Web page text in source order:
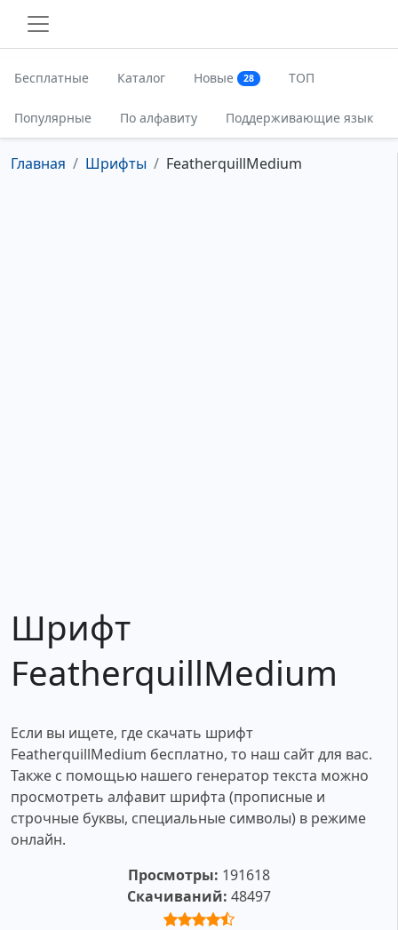
Бесплатные Каталог Новые 28 ТОП
Популярные По алфавиту Поддерживающие язык
Главная Шрифты FeatherquillMedium
Шрифт
FeatherquillMedium
Если вы ищете, где скачать шрифт
FeatherquillMedium бесплатно, то наш сайт для вас.
Также с помощью нашего генератор текста можно
просмотреть алфавит шрифта (прописные и
строчные буквы, специальные символы) в режиме
онлайн.
Просмотры: 191618
Скачиваний: 48497